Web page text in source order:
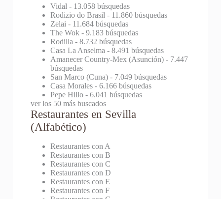
Vidal - 13.058 búsquedas
Rodizio do Brasil - 11.860 búsquedas
Zelai - 11.684 búsquedas
The Wok- 9.183 búsquedas
Rodilla - 8.732 búsquedas
Casa La Anselma - 8.491 búsquedas
Amanecer Country-Mex (Asunción)- 7.447
búsquedas
San Marco (Cuna)- 7.049 búsquedas
Casa Morales- 6.166 búsquedas
Pepe Hillo- 6.041 búsquedas
ver los 50 más buscados
Restaurantes en Sevilla
(Alfabético)
Restaurantes con A
Restaurantes con B
Restaurantes con C
Restaurantes con D
Restaurantes con E
Restaurantes con F